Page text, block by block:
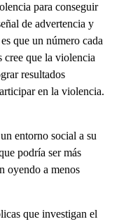
para conseguir
de advertencia y
que un número cada
cree que la violencia
resultados
en la violencia.
entorno social a su
podría ser más
oyendo a menos
que investigan el